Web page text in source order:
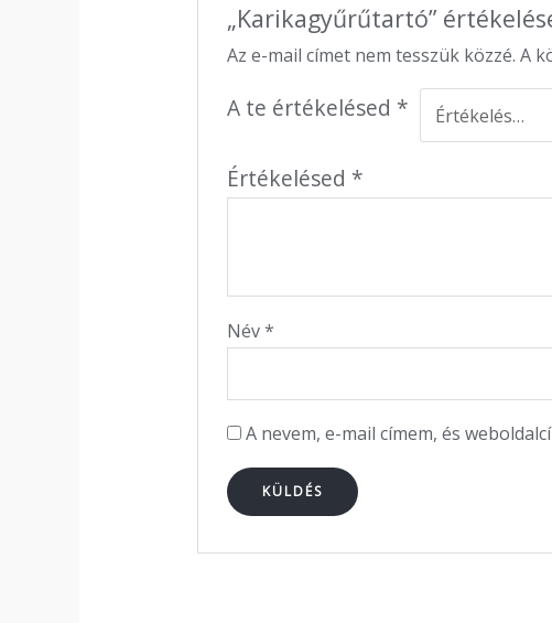
„Karikagyűrűtartó”
Az e-mail címet nem tesszük közzé. A
A te értékelésed *
Értékelésed *
Név*
A nevem, e-mail címem, és